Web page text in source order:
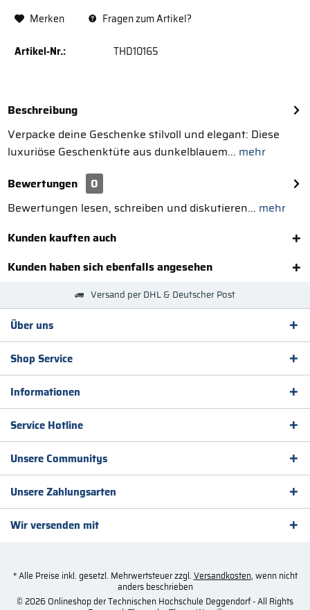
Merken Fragen zum Artikel?
Artikel-Nr.: THD10165
Beschreibung
Verpacke deine Geschenke stilvoll und elegant: Diese
luxuriöse Geschenktüte aus dunkelblauem... mehr
Bewertungen
0
Bewertungen lesen, schreiben und diskutieren... mehr
Kunden kauften auch
Kunden haben sich ebenfalls angesehen
Versand per DHL & Deutscher Post
Über uns
Shop Service
Informationen
Service Hotline
Unsere Communitys
Unsere Zahlungsarten
Wir versenden mit
* Alle Preise inkl. gesetzl. Mehrwertsteuer zzgl. Versandkosten, wenn nicht
anders beschrieben
© 2026 Onlineshop der Technischen Hochschule Deggendorf - All Rights